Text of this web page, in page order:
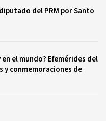
del PRM por Santo
en el mundo? Efemérides del
y conmemoraciones de